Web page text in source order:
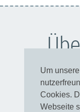
Um
Cookies.
Webseite
FAQ
FAQ
UNI &